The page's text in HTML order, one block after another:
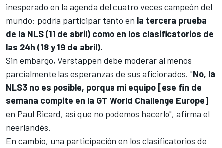
inesperado en la agenda del cuatro veces campeón del
mundo: podría participar tanto en la tercera prueba
de la NLS (11 de abril) como en los clasificatorios de
las 24h (18 y 19 de abril).
Sin embargo, Verstappen debe moderar al menos
parcialmente las esperanzas de sus aficionados. "No, la
NLS3 no es posible, porque mi equipo [ese fin de
semana compite en la GT World Challenge Europe]
en Paul Ricard, así que no podemos hacerlo", afirma el
neerlandés.
En cambio, una participación en los clasificatorios de